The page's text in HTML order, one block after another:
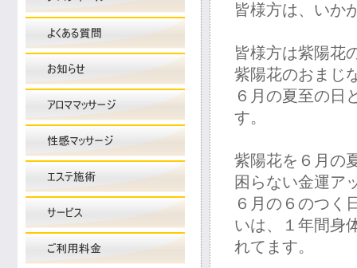
皆様方は、いか
皆様方は紫陽花
紫陽花のおまじ
６月の夏至の日
す。
紫陽花を６月の
困らない金運ア
６月の６のつく
いは、１年間身
れてます。